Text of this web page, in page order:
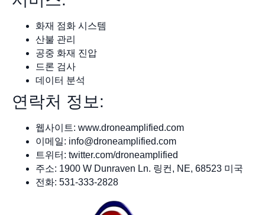
화재 점화 시스템
산불 관리
공중 화재 진압
드론 검사
데이터 분석
연락처 정보:
웹사이트: www.droneamplified.com
이메일: info@droneamplified.com
트위터: twitter.com/droneamplified
주소: 1900 W Dunraven Ln. 링컨, NE, 68523 미국
전화: 531-333-2828